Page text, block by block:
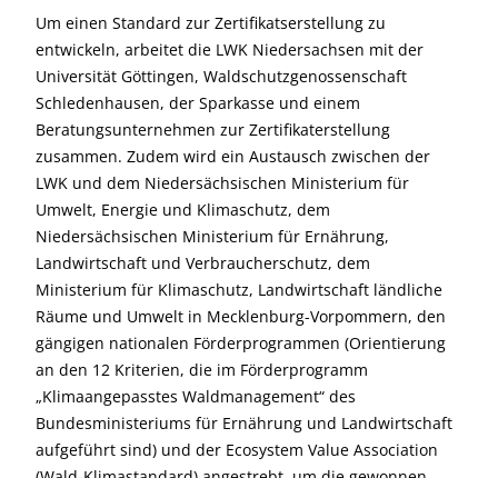
Um einen Standard zur Zertifikatserstellung zu
entwickeln, arbeitet die LWK Niedersachsen mit der
Universität Göttingen, Waldschutzgenossenschaft
Schledenhausen, der Sparkasse und einem
Beratungsunternehmen zur Zertifikaterstellung
zusammen. Zudem wird ein Austausch zwischen der
LWK und dem Niedersächsischen Ministerium für
Umwelt, Energie und Klimaschutz, dem
Niedersächsischen Ministerium für Ernährung,
Landwirtschaft und Verbraucherschutz, dem
Ministerium für Klimaschutz, Landwirtschaft ländliche
Räume und Umwelt in Mecklenburg-Vorpommern, den
gängigen nationalen Förderprogrammen (Orientierung
an den 12 Kriterien, die im Förderprogramm
„Klimaangepasstes Waldmanagement“ des
Bundesministeriums für Ernährung und Landwirtschaft
aufgeführt sind) und der Ecosystem Value Association